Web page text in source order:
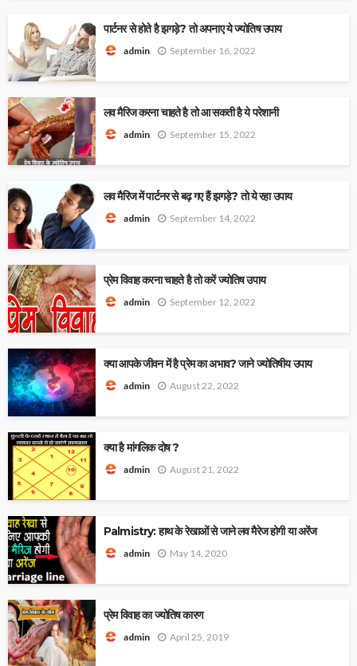
पार्टनर से होते है झगड़े? तो अपनाए ये ज्योतिष उपाय
admin September 16, 2022
लव मैरिज करना चाहते है तो आ सकती है ये परेशानी
admin September 15, 2022
लव मैरिज में पार्टनर से बढ़ गए हैं झगड़े? तो ये रहा उपाय
admin September 14, 2022
प्रेम विवाह करना चाहते है तो करें ज्योतिष उपाय
admin September 12, 2022
क्या आपके जीवन में है प्रेम का अभाव? जाने ज्योतिषीय उपाय
admin August 22, 2022
क्‍या है मांगलिक दोष ?
admin August 21, 2022
Palmistry: हाथ के रेखाओं से जाने लव मैरेज होगी या अरेंज
admin May 14, 2020
प्रेम विवाह का ज्योतिष कारण
admin April 25, 2019